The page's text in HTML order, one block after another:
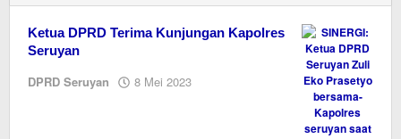
Ketua DPRD Terima Kunjungan Kapolres
Seruyan
DPRD Seruyan 8 Mei 2023